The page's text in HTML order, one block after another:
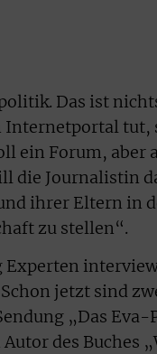
Das ist nichts
tut,
ein Forum, aber
die Journalistin
ihrer Eltern in
zu stellen“.
jetzt sind
„Das Eva-
des Buches